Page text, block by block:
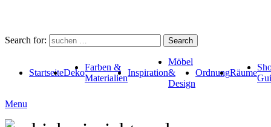
Search for: Search
StartseiteDeko
Farben &
Materialien
Inspiration
Möbel
&
Design
OrdnungRäume
Menu